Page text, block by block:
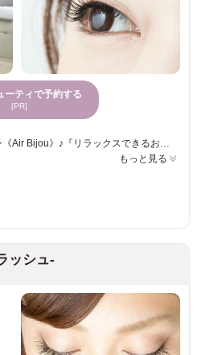
ーティで予約する
[PR]
ヘアサロンと併設のまつげサロン《Air Bijou》♪『リラックスできるおもてなし』をサロンコンセプトに、笑顔があふれ楽しくお過ごしいただけるサロンとなっております。 カウンセリングを通してお客様の“なりたい目元”をお聞かせください♪あなたの“なりたい”を叶えます！マツエク初めての方も当店にお任せ☆お客様の目元に合うデザインをご提案☆ナチュラルで美しく、かつ魅力的なまつ毛で、瞳の魅力を最大限に引き出します！！目指せ『すっぴん美人』★ スタイリッシュでトレンド感あるオシャレを楽しみたい！そんな方のお役にも立てるサロンなので是非足を運んでみて下さい。
もっと見る
ッシュ-